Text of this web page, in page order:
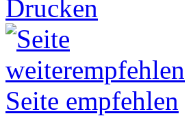
Drucken
Seite empfehlen